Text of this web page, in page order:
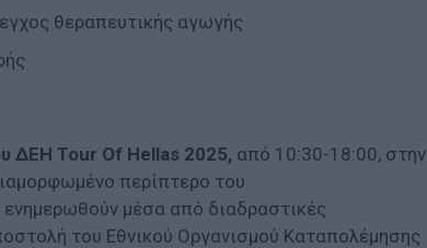
θεραπευτικής αγωγής
ΔΕΗ Tour Of Hellas 2025, από 10:30-18:00, στην
περίπτερο του
μέσα από διαδραστικές
του Εθνικού Οργανισμού Καταπολέμησης